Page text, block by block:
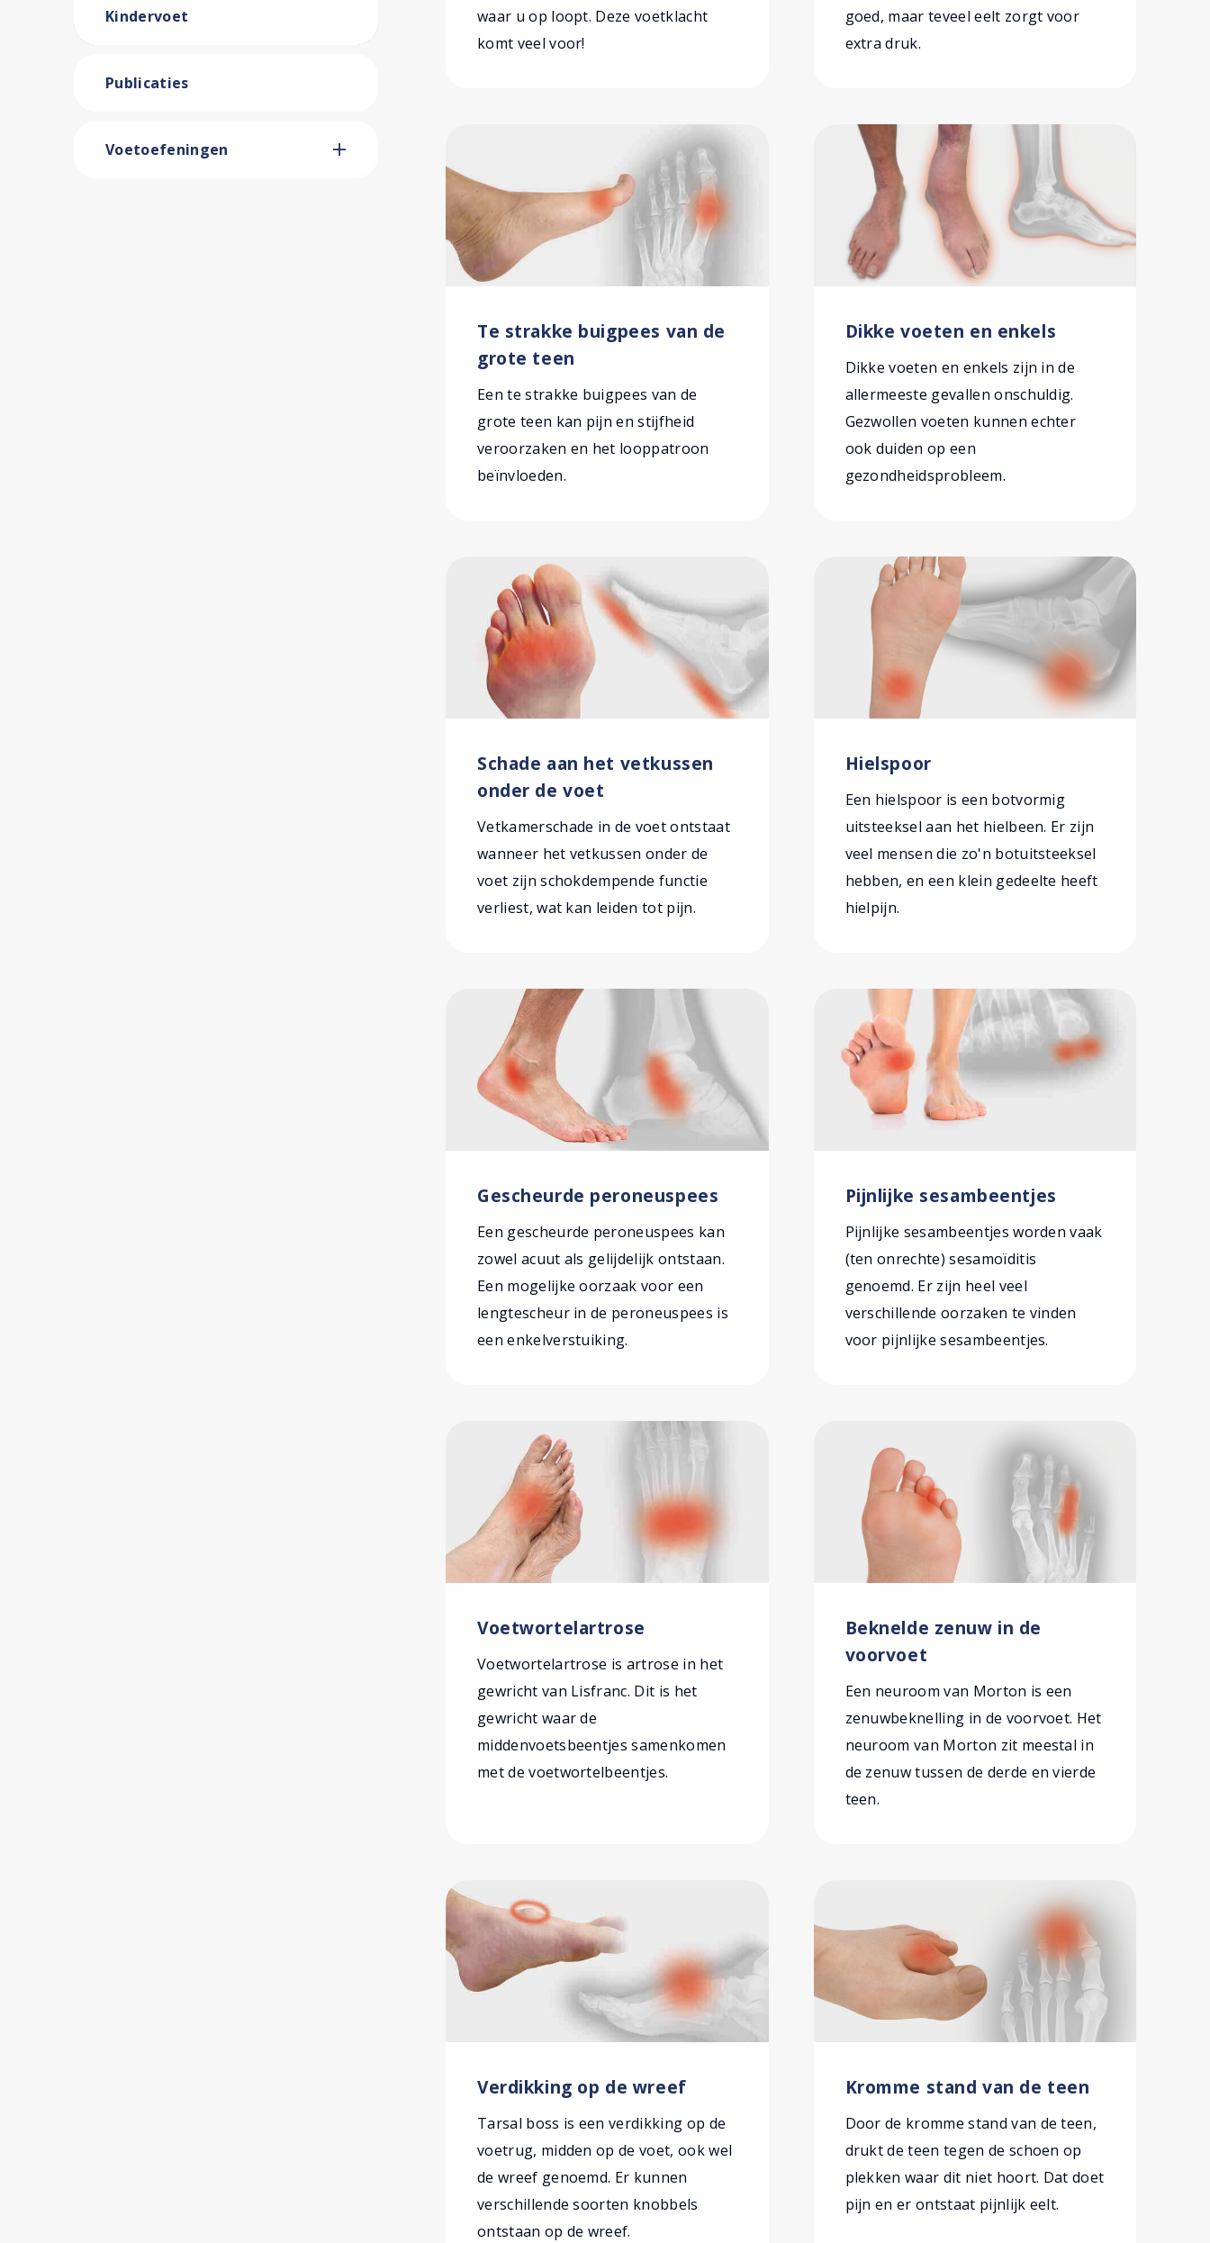
Kindervoet
Publicaties
Voetoefeningen
waar u op loopt. Deze voetklacht
komt veel voor!
goed, maar teveel eelt zorgt voor
extra druk.
Te strakke buigpees van de
grote teen
Een te strakke buigpees van de
grote teen kan pijn en stijfheid
veroorzaken en het looppatroon
beïnvloeden.
Dikke voeten en enkels
Dikke voeten en enkels zijn in de
allermeeste gevallen onschuldig.
Gezwollen voeten kunnen echter
ook duiden op een
gezondheidsprobleem.
Schade aan het vetkussen
onder de voet
Vetkamerschade in de voet ontstaat
wanneer het vetkussen onder de
voet zijn schokdempende functie
verliest, wat kan leiden tot pijn.
Hielspoor
Een hielspoor is een botvormig
uitsteeksel aan het hielbeen. Er zijn
veel mensen die zo'n botuitsteeksel
hebben, en een klein gedeelte heeft
hielpijn.
Gescheurde peroneuspees
Een gescheurde peroneuspees kan
zowel acuut als gelijdelijk ontstaan.
Een mogelijke oorzaak voor een
lengtescheur in de peroneuspees is
een enkelverstuiking.
Pijnlijke sesambeentjes
Pijnlijke sesambeentjes worden vaak
(ten onrechte) sesamoïditis
genoemd. Er zijn heel veel
verschillende oorzaken te vinden
voor pijnlijke sesambeentjes.
Voetwortelartrose
Voetwortelartrose is artrose in het
gewricht van Lisfranc. Dit is het
gewricht waar de
middenvoetsbeentjes samenkomen
met de voetwortelbeentjes.
Beknelde zenuw in de
voorvoet
Een neuroom van Morton is een
zenuwbeknelling in de voorvoet. Het
neuroom van Morton zit meestal in
de zenuw tussen de derde en vierde
teen.
Verdikking op de wreef
Tarsal boss is een verdikking op de
voetrug, midden op de voet, ook wel
de wreef genoemd. Er kunnen
verschillende soorten knobbels
ontstaan op de wreef.
Kromme stand van de teen
Door de kromme stand van de teen,
drukt de teen tegen de schoen op
plekken waar dit niet hoort. Dat doet
pijn en er ontstaat pijnlijk eelt.